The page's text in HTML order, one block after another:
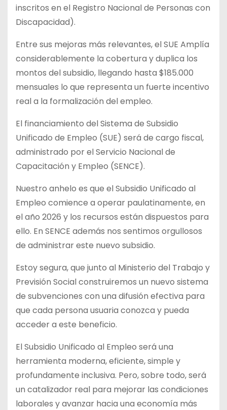
inscritos en el Registro Nacional de Personas con
Discapacidad).
Entre sus mejoras más relevantes, el SUE Amplía
considerablemente la cobertura y duplica los
montos del subsidio, llegando hasta $185.000
mensuales lo que representa un fuerte incentivo
real a la formalización del empleo.
El financiamiento del Sistema de Subsidio
Unificado de Empleo (SUE) será de cargo fiscal,
administrado por el Servicio Nacional de
Capacitación y Empleo (SENCE).
Nuestro anhelo es que el Subsidio Unificado al
Empleo comience a operar paulatinamente, en
el año 2026 y los recursos están dispuestos para
ello. En SENCE además nos sentimos orgullosos
de administrar este nuevo subsidio.
Estoy segura, que junto al Ministerio del Trabajo y
Previsión Social construiremos un nuevo sistema
de subvenciones con una difusión efectiva para
que cada persona usuaria conozca y pueda
acceder a este beneficio.
El Subsidio Unificado al Empleo será una
herramienta moderna, eficiente, simple y
profundamente inclusiva. Pero, sobre todo, será
un catalizador real para mejorar las condiciones
laborales y avanzar hacia una economía más